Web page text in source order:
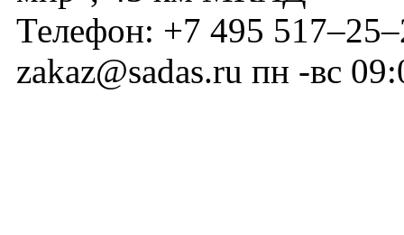
Телефон: +7 495
zakaz@sadas.ru пн -вс